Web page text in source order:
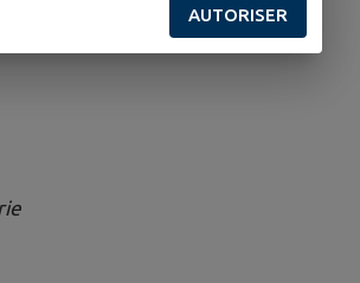
inscriptions sont ouvertes
n'hésitez pas à contacter le
AUTORISER